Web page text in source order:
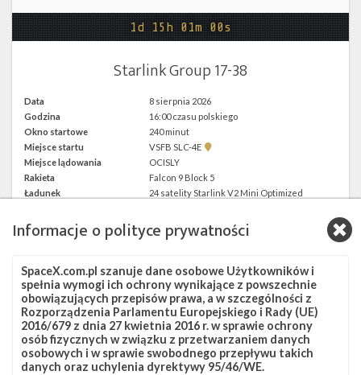
1d 15h 01m 00s
Starlink Group 17-38
Data
8 sierpnia 2026
Godzina
16:00 czasu polskiego
Okno startowe
240 minut
Miejsce startu
VSFB SLC-4E
Pokaż
SLC-
4E w
Google
Miejsce lądowania
OCISLY
Rakieta
Falcon 9 Block 5
Ładunek
24 satelity Starlink V2 Mini Optimized
Informacje o polityce prywatności
SpaceX.com.pl szanuje dane osobowe Użytkowników i
spełnia wymogi ich ochrony wynikające z powszechnie
obowiązujących przepisów prawa, a w szczególności z
Rozporządzenia Parlamentu Europejskiego i Rady (UE)
2016/679 z dnia 27 kwietnia 2016 r. w sprawie ochrony
osób fizycznych w związku z przetwarzaniem danych
osobowych i w sprawie swobodnego przepływu takich
danych oraz uchylenia dyrektywy 95/46/WE.